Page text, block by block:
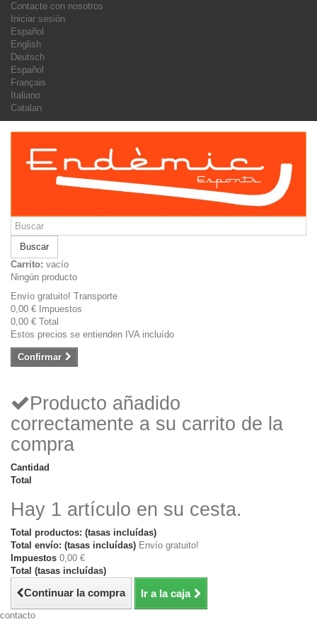
Contacte con nosotros
Iniciar sesión
Español
English
Deutsch
Español
Français
Italiano
Catalan
Buscar
Carrito: vacío
Ningún producto
Envío gratuito! Transporte
0,00 € Impuestos
0,00 € Total
Estos precios se entienden IVA incluído
Confirmar
Producto añadido
correctamente a su carrito de la
compra
Cantidad
Total
Hay 1 artículo en su cesta.
Total productos: (tasas incluídas)
Total envío: (tasas incluídas) Envío gratuito!
Impuestos 0,00 €
Total (tasas incluídas)
Continuar la compra Ir a la caja
contacto